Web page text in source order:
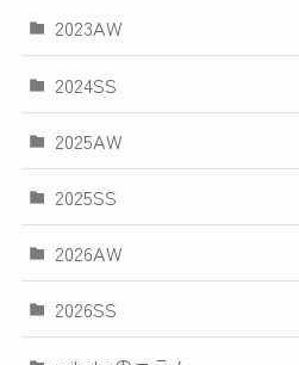
2023AW
2024SS
2025AW
2025SS
2026AW
2026SS